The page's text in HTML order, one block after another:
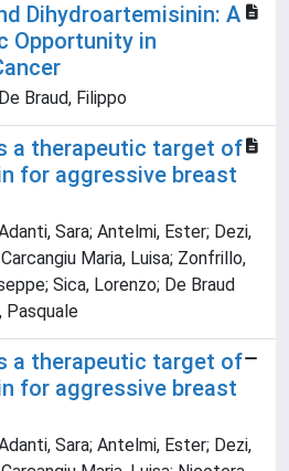
Dihydroartemisinin: A
Opportunity in
Braud, Filippo
a therapeutic target of
for aggressive breast
Sara; Antelmi, Ester; Dezi,
Maria, Luisa; Zonfrillo,
Sica, Lorenzo; De Braud
Pasquale
a therapeutic target of
for aggressive breast
Sara; Antelmi, Ester; Dezi,